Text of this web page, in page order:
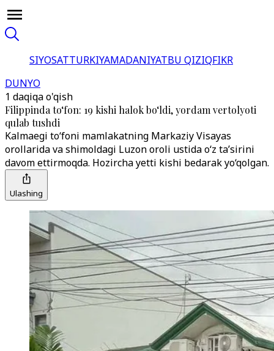
SIYOSATTURKIYAMADANIYATBU QIZIQFIKR
DUNYO
1 daqiqa o'qish
Filippinda to‘fon: 19 kishi halok bo‘ldi, yordam vertolyoti
qulab tushdi
Kalmaegi to‘foni mamlakatning Markaziy Visayas
orollarida va shimoldagi Luzon oroli ustida o‘z ta’sirini
davom ettirmoqda. Hozircha yetti kishi bedarak yo‘qolgan.
Ulashing